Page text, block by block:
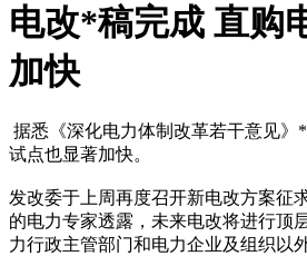
电改*稿完成 直购
加快
据悉《深化电力体制改革若干意见》*稿
试点也显著加快。
发改委于上周再度召开新电改方案征求
的电力专家透露，未来电改将进行顶
力行政主管部门和电力企业及组织以外